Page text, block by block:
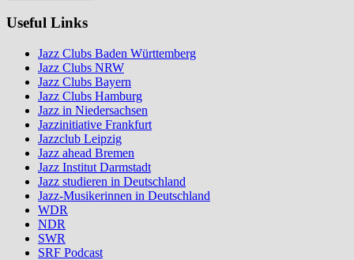
Useful Links
Jazz Clubs Baden Württemberg
Jazz Clubs NRW
Jazz Clubs Bayern
Jazz Clubs Hamburg
Jazz in Niedersachsen
Jazzinitiative Frankfurt
Jazzclub Leipzig
Jazz ahead Bremen
Jazz Institut Darmstadt
Jazz studieren in Deutschland
Jazz-Musikerinnen in Deutschland
WDR
NDR
SWR
SRF Podcast